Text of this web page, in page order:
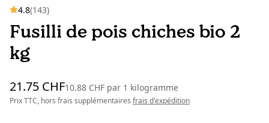
4.8(143)
Fusilli de pois chiches bio 2
kg
21.75 CHF10.88 CHF par 1 kilogramme
Prix TTC, hors frais supplémentaires frais d'expédition